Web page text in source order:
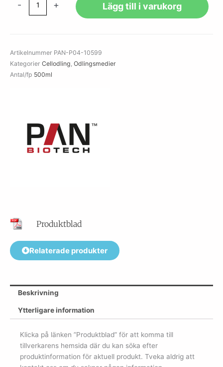
-
L-
Glutamine,
w:
+ Lägg till i varukorg
Artikelnummer PAN-P04-10599
Kategorier Cellodling, Odlingsmedier
Antal/fp 500ml
Produktblad
Relaterade produkter
Beskrivning
Ytterligare information
Klicka på länken ”Produktblad” för att komma till
tillverkarens hemsida där du kan söka efter
produktinformation för aktuell produkt. Tveka aldrig att